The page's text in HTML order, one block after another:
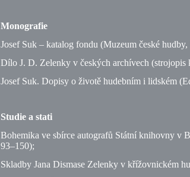
Monografie
Josef Suk – katalog fondu (Muzeum české
Dílo J. D. Zelenky v českých archívech (strojopis
Josef Suk. Dopisy o životě hudebním i lidském
Studie a stati
Bohemika ve sbírce autografů Státní knihovny v
93–150);
Skladby Jana Dismase Zelenky v křížovnickém